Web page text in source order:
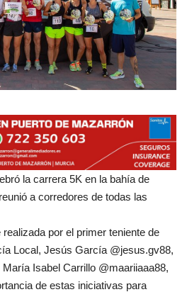
la carrera 5K en la bahía de
a corredores de todas las
por el primer teniente de
Local, Jesús García @jesus.gv88,
Isabel Carrillo @maariiaaa88,
de estas iniciativas para